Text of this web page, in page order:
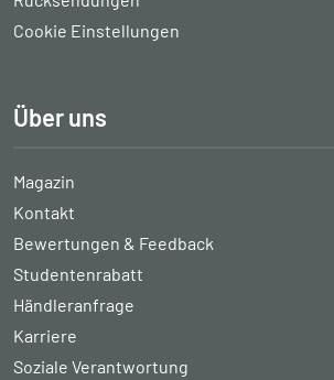
Cookie Einstellungen
Über uns
Magazin
Kontakt
Bewertungen & Feedback
Studentenrabatt
Händleranfrage
Karriere
Soziale Verantwortung